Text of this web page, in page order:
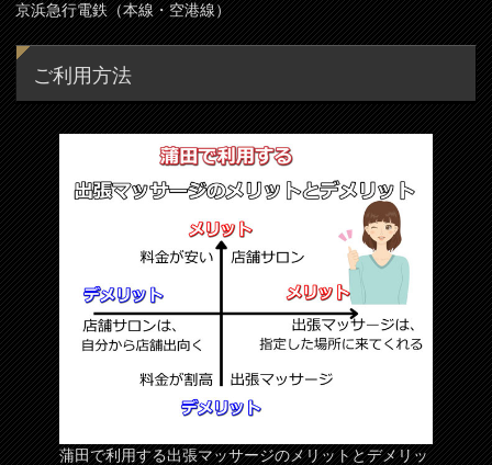
京浜急行電鉄（本線・空港線）
ご利用方法
蒲田で利用する出張マッサージのメリットとデメリッ